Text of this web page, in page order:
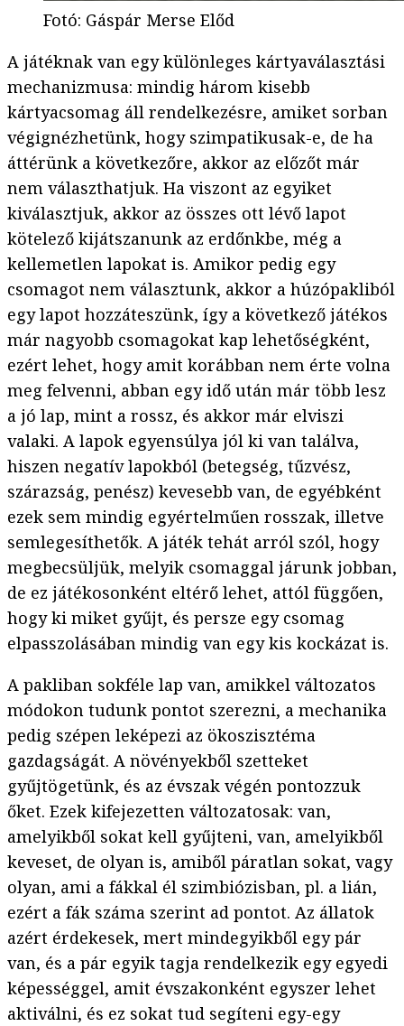
Fotó: Gáspár Merse Előd
A játéknak van egy különleges kártyaválasztási
mechanizmusa: mindig három kisebb
kártyacsomag áll rendelkezésre, amiket sorban
végignézhetünk, hogy szimpatikusak-e, de ha
áttérünk a következőre, akkor az előzőt már
nem választhatjuk. Ha viszont az egyiket
kiválasztjuk, akkor az összes ott lévő lapot
kötelező kijátszanunk az erdőnkbe, még a
kellemetlen lapokat is. Amikor pedig egy
csomagot nem választunk, akkor a húzópakliból
egy lapot hozzáteszünk, így a következő játékos
már nagyobb csomagokat kap lehetőségként,
ezért lehet, hogy amit korábban nem érte volna
meg felvenni, abban egy idő után már több lesz
a jó lap, mint a rossz, és akkor már elviszi
valaki. A lapok egyensúlya jól ki van találva,
hiszen negatív lapokból (betegség, tűzvész,
szárazság, penész) kevesebb van, de egyébként
ezek sem mindig egyértelműen rosszak, illetve
semlegesíthetők. A játék tehát arról szól, hogy
megbecsüljük, melyik csomaggal járunk jobban,
de ez játékosonként eltérő lehet, attól függően,
hogy ki miket gyűjt, és persze egy csomag
elpasszolásában mindig van egy kis kockázat is.
A pakliban sokféle lap van, amikkel változatos
módokon tudunk pontot szerezni, a mechanika
pedig szépen leképezi az ökoszisztéma
gazdagságát. A növényekből szetteket
gyűjtögetünk, és az évszak végén pontozzuk
őket. Ezek kifejezetten változatosak: van,
amelyikből sokat kell gyűjteni, van, amelyikből
keveset, de olyan is, amiből páratlan sokat, vagy
olyan, ami a fákkal él szimbiózisban, pl. a lián,
ezért a fák száma szerint ad pontot. Az állatok
azért érdekesek, mert mindegyikből egy pár
van, és a pár egyik tagja rendelkezik egy egyedi
képességgel, amit évszakonként egyszer lehet
aktiválni, és ez sokat tud segíteni egy-egy